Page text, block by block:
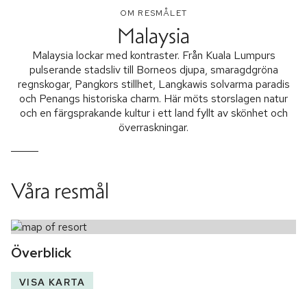
OM RESMÅLET
Malaysia
Malaysia lockar med kontraster. Från Kuala Lumpurs
pulserande stadsliv till Borneos djupa, smaragdgröna
regnskogar, Pangkors stillhet, Langkawis solvarma paradis
och Penangs historiska charm. Här möts storslagen natur
och en färgsprakande kultur i ett land fyllt av skönhet och
överraskningar.
Våra resmål
Överblick
VISA KARTA